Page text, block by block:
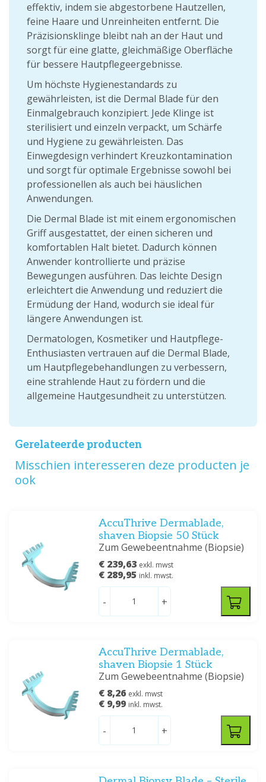
effektiv, indem sie abgestorbene Hautzellen,
feine Haare und Unreinheiten entfernt. Die
Präzisionsklinge bleibt nah an der Haut und
sorgt für eine glatte, gleichmäßige Oberfläche
für bessere Hautpflegeergebnisse.
Um höchste Hygienestandards zu
gewährleisten, ist die Dermal Blade für den
Einmalgebrauch konzipiert. Jede Klinge ist
sterilisiert und einzeln verpackt, um Schärfe
und Hygiene zu gewährleisten. Das
Einwegdesign verhindert Kreuzkontamination
und sorgt für optimale Ergebnisse sowohl bei
professionellen als auch bei häuslichen
Anwendungen.
Die Dermal Blade ist mit einem ergonomischen
Griff ausgestattet, der einen sicheren und
komfortablen Halt bietet. Dadurch können
Anwender kontrollierte und präzise
Bewegungen ausführen. Das leichte Design
erleichtert die Anwendung und reduziert die
Ermüdung der Hand, wodurch sie ideal für
längere Anwendungen ist.
Dermatologen, Kosmetiker und Hautpflege-
Enthusiasten vertrauen auf die Dermal Blade,
um Hautpflegebehandlungen zu verbessern,
eine strahlende Haut zu fördern und die
allgemeine Hautgesundheit zu unterstützen.
Gerelateerde producten
Misschien interesseren deze producten je
ook
AccuThrive Dermablade,
shaven Biopsie 50 Stück
Zum Gewebeentnahme (Biopsie)
€ 239,63 exkl. mwst
€ 289,95 inkl. mwst.
- +
AccuThrive Dermablade,
shaven Biopsie 1 Stück
Zum Gewebeentnahme (Biopsie)
€ 8,26 exkl. mwst
€ 9,99 inkl. mwst.
- +